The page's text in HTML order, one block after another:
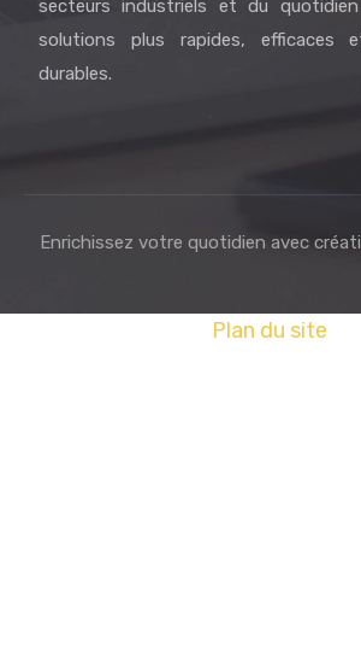
secteurs industriels et du
solutions plus rapides, efficaces
durables.
Enrichissez votre quotidien avec
Plan du site